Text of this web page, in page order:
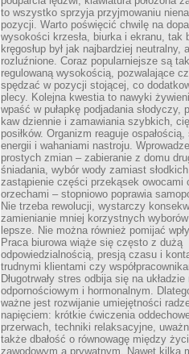
to wszystko sprzyja przyjmowaniu
pozycji. Warto poświęcić chwilę na
wysokości krzesła, biurka i ekranu, tak
kręgosłup był jak najbardziej neutralny,
rozluźnione. Coraz popularniejsze są
regulowaną wysokością, pozwalające
spędzać w pozycji stojącej, co
plecy. Kolejna kwestia to nawyki
wpaść w pułapkę podjadania słodyczy,
kaw dziennie i zamawiania szybkich,
posiłków. Organizm reaguje
energii i wahaniami nastroju.
prostych zmian – zabieranie z domu
śniadania, wybór wody zamiast
zastąpienie części przekąsek owocami
orzechami – stopniowo poprawia
Nie trzeba rewolucji, wystarczy
zamienianie mniej korzystnych
lepsze. Nie można również pomijać
Praca biurowa wiąże się często z dużą
odpowiedzialnością, presją czasu i
trudnymi klientami czy
Długotrwały stres odbija się na
odpornościowym i hormonalnym.
ważne jest rozwijanie umiejętności
napięciem: krótkie ćwiczenia
przerwach, techniki relaksacyjne,
także dbałość o równowagę między
zawodowym a prywatnym. Nawet kilka